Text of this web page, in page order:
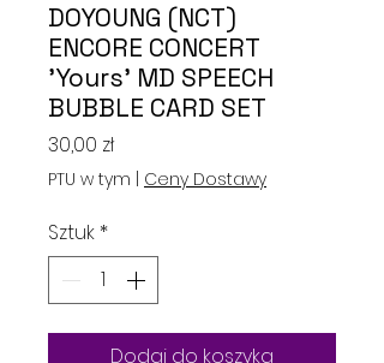
DOYOUNG (NCT)
ENCORE CONCERT
'Yours' MD SPEECH
BUBBLE CARD SET
30,00 złCena
PTU w tym Ceny Dostawy
Sztuk *
Dodaj do koszyka